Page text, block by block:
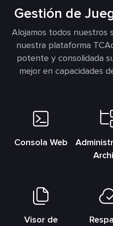
Gestión de
Alojamos todos nuestros
nuestra plataforma
potente y consolidada
mejor en capacidades
Consola Web
Visor de